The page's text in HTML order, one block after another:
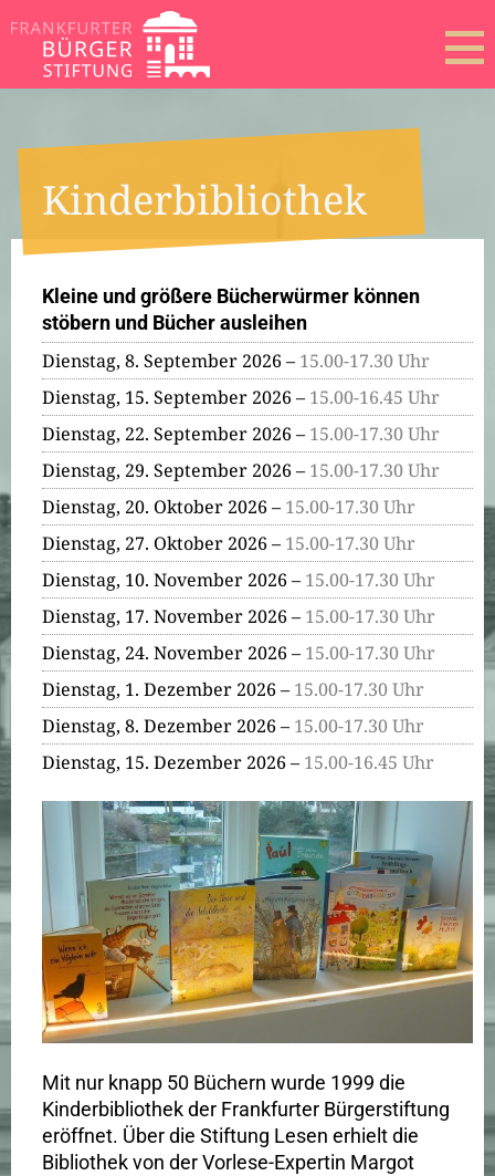
Kinderbibliothek
Kleine und größere Bücherwürmer können
stöbern und Bücher ausleihen
Dienstag, 8. September 2026 – 15.00-17.30 Uhr
Dienstag, 15. September 2026 – 15.00-16.45 Uhr
Dienstag, 22. September 2026 – 15.00-17.30 Uhr
Dienstag, 29. September 2026 – 15.00-17.30 Uhr
Dienstag, 20. Oktober 2026 – 15.00-17.30 Uhr
Dienstag, 27. Oktober 2026 – 15.00-17.30 Uhr
Dienstag, 10. November 2026 – 15.00-17.30 Uhr
Dienstag, 17. November 2026 – 15.00-17.30 Uhr
Dienstag, 24. November 2026 – 15.00-17.30 Uhr
Dienstag, 1. Dezember 2026 – 15.00-17.30 Uhr
Dienstag, 8. Dezember 2026 – 15.00-17.30 Uhr
Dienstag, 15. Dezember 2026 – 15.00-16.45 Uhr
Mit nur knapp 50 Büchern wurde 1999 die
Kinderbibliothek der Frankfurter Bürgerstiftung
eröffnet. Über die Stiftung Lesen erhielt die
Bibliothek von der Vorlese-Expertin Margot